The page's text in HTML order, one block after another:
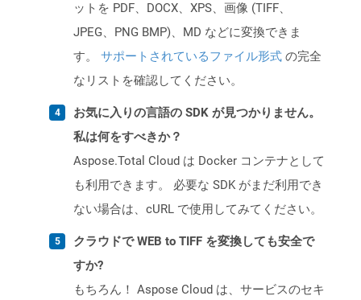
ットを PDF、DOCX、XPS、画像 (TIFF、
JPEG、PNG BMP)、MD などに変換できま
す。 サポートされているファイル形式 の完全
なリストを確認してください。
お気に入りの言語の SDK が見つかりません。
私は何をすべきか？
Aspose.Total Cloud は Docker コンテナとして
も利用できます。 必要な SDK がまだ利用でき
ない場合は、cURL で使用してみてください。
クラウドで WEB to TIFF を変換しても安全で
すか?
もちろん！ Aspose Cloud は、サービスのセキ